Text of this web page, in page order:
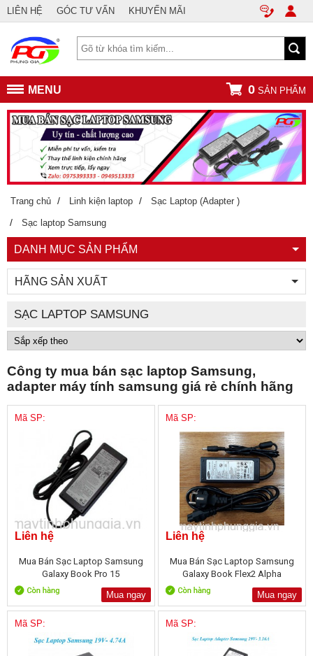
LIÊN HỆ GÓC TƯ VẤN KHUYẾN MÃI
MENU 0 SẢN PHẨM
Trang chủ / Linh kiện laptop / Sạc Laptop (Adapter )
/ Sạc laptop Samsung
DANH MỤC SẢN PHẨM
HÃNG SẢN XUẤT
SẠC LAPTOP SAMSUNG
Công ty mua bán sạc laptop Samsung,
adapter máy tính samsung giá rẻ chính hãng
Mã SP:
Liên hệ
Mua Bán Sạc Laptop Samsung
Galaxy Book Pro 15
Mua ngay
Mã SP:
Liên hệ
Mua Bán Sạc Laptop Samsung
Galaxy Book Flex2 Alpha
Mua ngay
Mã SP: Mã SP: